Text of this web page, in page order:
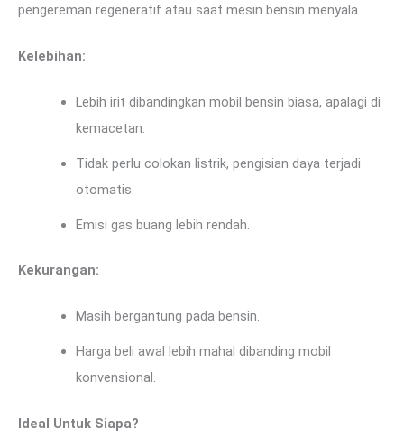
pengereman regeneratif atau saat mesin bensin menyala.
Kelebihan:
Lebih irit dibandingkan mobil bensin biasa, apalagi di
kemacetan.
Tidak perlu colokan listrik, pengisian daya terjadi
otomatis.
Emisi gas buang lebih rendah.
Kekurangan:
Masih bergantung pada bensin.
Harga beli awal lebih mahal dibanding mobil
konvensional.
Ideal Untuk Siapa?